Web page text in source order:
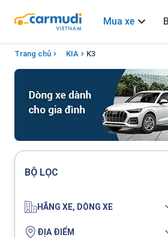
Mua xe
Trang chủ KIA K3
BỘ LỌC
HÃNG XE, DÒNG XE
ĐỊA ĐIỂM